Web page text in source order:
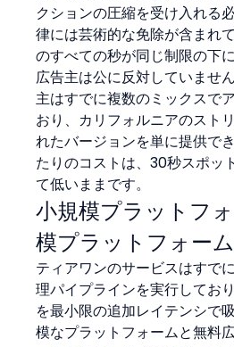
クションの圧縮を受け入れる
律には芸術的な免除が含まれ
のすべての秒が同じ制限の下に
広告主は公に反対していませ
主はすでに複数のミックスで
おり、カリフォルニアのスト
れたバージョンを単に提供で
たりのコストは、30秒スポッ
て低いままです。
小規模プラットフ
模プラットフォー
ティアワンのサービスはすで
理パイプラインを実行してお
を最小限の追加レイテンシで
模なプラットフォームと無料